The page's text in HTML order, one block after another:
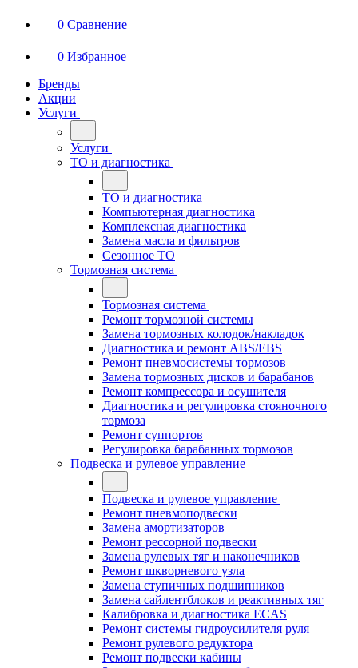
0 Сравнение
0 Избранное
Бренды
Акции
Услуги
Услуги
ТО и диагностика
ТО и диагностика
Компьютерная диагностика
Комплексная диагностика
Замена масла и фильтров
Сезонное ТО
Тормозная система
Тормозная система
Ремонт тормозной системы
Замена тормозных колодок/накладок
Диагностика и ремонт ABS/EBS
Ремонт пневмосистемы тормозов
Замена тормозных дисков и барабанов
Ремонт компрессора и осушителя
Диагностика и регулировка стояночного
тормоза
Ремонт суппортов
Регулировка барабанных тормозов
Подвеска и рулевое управление
Подвеска и рулевое управление
Ремонт пневмоподвески
Замена амортизаторов
Ремонт рессорной подвески
Замена рулевых тяг и наконечников
Ремонт шкворневого узла
Замена ступичных подшипников
Замена сайлентблоков и реактивных тяг
Калибровка и диагностика ECAS
Ремонт системы гидроусилителя руля
Ремонт рулевого редуктора
Ремонт подвески кабины